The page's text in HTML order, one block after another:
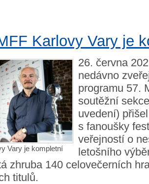
Karlovy Vary je
Vary je kompletní
26. června
nedávno
programu 57.
soutěžní
uvedení)
s fanoušky
veřejností o
letošního
zhruba 140 celovečerních
titulů.